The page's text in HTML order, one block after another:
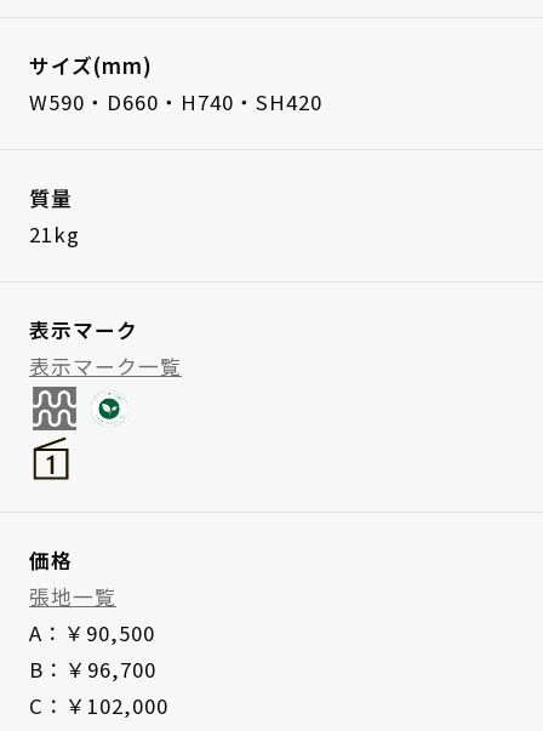
サイズ(mm)
W590・D660・H740・SH420
質量
21kg
表示マーク
表示マーク一覧
価格
張地一覧
A：￥90,500
B：￥96,700
C：￥102,000